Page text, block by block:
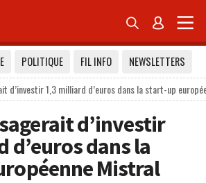
 
POLITIQUE FIL INFO
NEWSLETTERS
d’investir 1,3 milliard d’euros dans la start-up
d’investir
d’euros dans la
Mistral